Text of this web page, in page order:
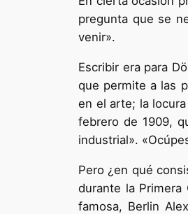
pregunta que se
venir».
Escribir era para
que permite a las
en el arte; la
febrero de 1909,
industrial».
Pero ¿en qué
durante la
famosa, Berlin